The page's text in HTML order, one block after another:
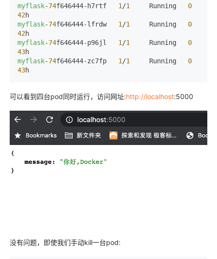
myflask-74f646444-h7rtf 1 /1
     Running
0
42
myflask-74f646444-lfrdw 1 /1
     Running
0
42
myflask-74f646444-p96jl 1 /1
     Running
0
43
myflask-74f646444-zc7fp 1 /1
     Running
0
43h
可以看到四台pod同时运行，访问网址:http://localhost:5000
没有问题，即使我们手动kill一台pod: